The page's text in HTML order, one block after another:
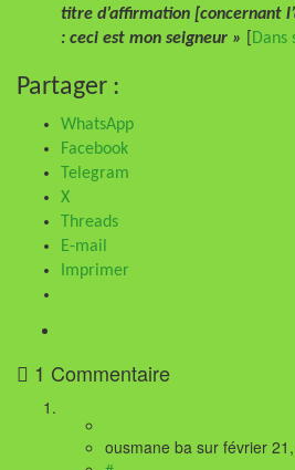
titre d’affirmation [concernant
: ceci est mon seigneur »
Dans
Partager :
WhatsApp
Facebook
Telegram
X
Threads
E-mail
Imprimer
1 Commentaire
ousmane ba sur février